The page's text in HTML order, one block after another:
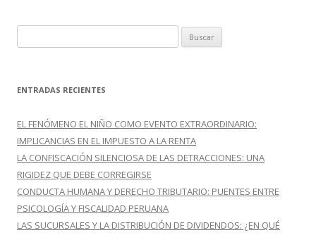
u
c
r
:
ENTRADAS RECIENTES
EL FENÓMENO EL NIÑO COMO EVENTO EXTRAORDINARIO:
IMPLICANCIAS EN EL IMPUESTO A LA RENTA
LA CONFISCACIÓN SILENCIOSA DE LAS DETRACCIONES: UNA
RIGIDEZ QUE DEBE CORREGIRSE
CONDUCTA HUMANA Y DERECHO TRIBUTARIO: PUENTES ENTRE
PSICOLOGÍA Y FISCALIDAD PERUANA
LAS SUCURSALES Y LA DISTRIBUCIÓN DE DIVIDENDOS: ¿EN QUÉ